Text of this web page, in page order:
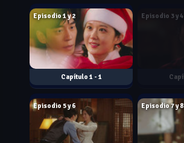
1 - 1
Episodio 1 y 2 Episodio 3 y 4
Episodio 5 y 6
Nov. 28, 2018
Episodio 7 y 8